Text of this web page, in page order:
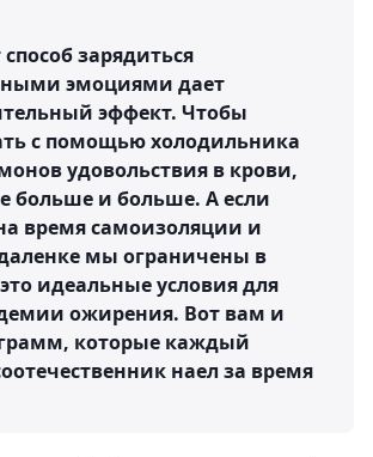
зарядиться
эмоциями дает
эффект. Чтобы
с помощью холодильника
удовольствия в крови,
больше и больше. А если
время самоизоляции и
мы ограничены в
идеальные условия для
ожирения. Вот вам и
которые каждый
наел за время